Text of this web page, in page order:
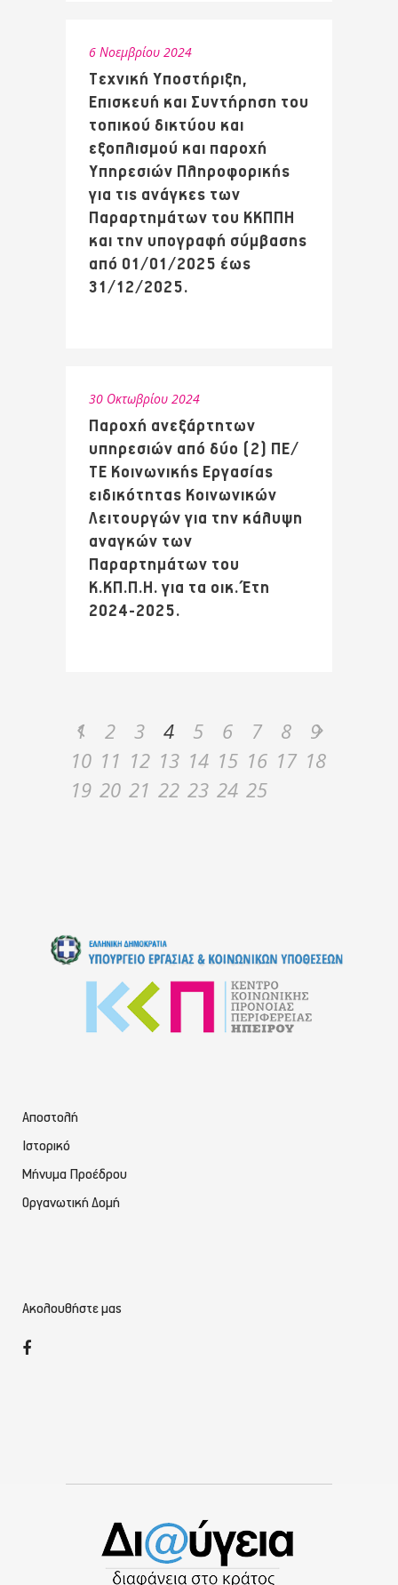
6 Νοεμβρίου 2024
Τεχνική Υποστήριξη,
Επισκευή και Συντήρηση του
τοπικού δικτύου και
εξοπλισμού και παροχή
Υπηρεσιών Πληροφορικής
για τις ανάγκες των
Παραρτημάτων του ΚΚΠΠΗ
και την υπογραφή σύμβασης
από 01/01/2025 έως
31/12/2025.
30 Οκτωβρίου 2024
Παροχή ανεξάρτητων
υπηρεσιών από δύο (2) ΠΕ/
ΤΕ Κοινωνικής Εργασίας
ειδικότητας Κοινωνικών
Λειτουργών για την κάλυψη
αναγκών των
Παραρτημάτων του
Κ.ΚΠ.Π.Η. για τα οικ. Έτη
2024-2025.
1 2 3 4 5 6 7 8
9
10 11 12 13 14 15 16 17 18
19 20 21 22 23 24 25
Αποστολή
Ιστορικό
Μήνυμα Προέδρου
Οργανωτική Δομή
Ακολουθήστε μας